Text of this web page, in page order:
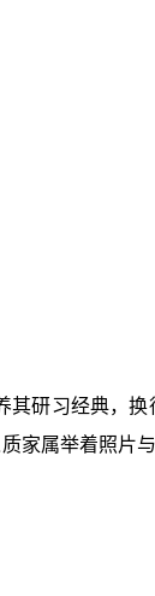
研习经典，
家属举着照片